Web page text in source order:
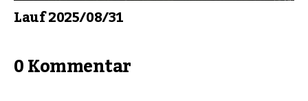
Lauf 2025/08/31
0 Kommentar